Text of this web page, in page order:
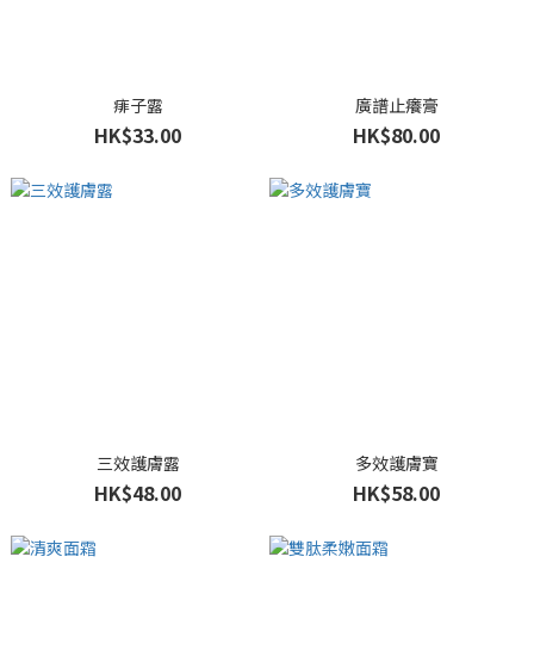
痱子露
HK$33.00
廣譜止癢膏
HK$80.00
三效護膚露
HK$48.00
多效護膚寶
HK$58.00